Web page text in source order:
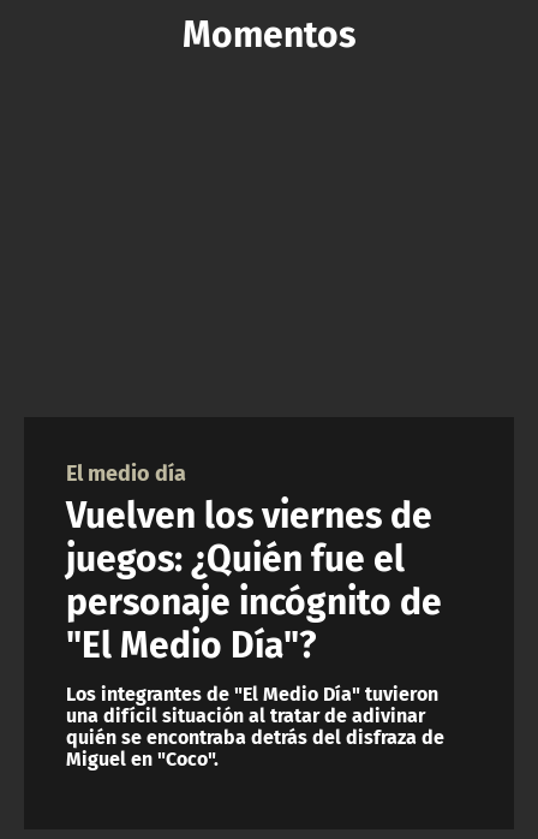
Momentos
El medio día
Vuelven los viernes de
juegos: ¿Quién fue el
personaje incógnito de
"El Medio Día"?
Los integrantes de "El Medio Día" tuvieron
una difícil situación al tratar de adivinar
quién se encontraba detrás del disfraza de
Miguel en "Coco".